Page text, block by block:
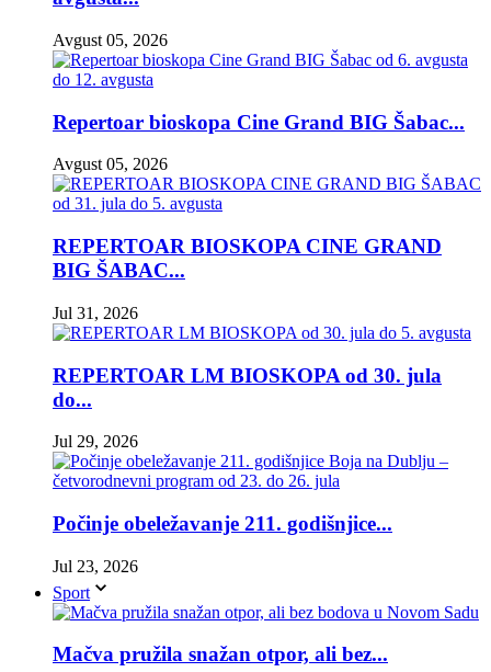
Avgust 05, 2026
Repertoar bioskopa Cine Grand BIG Šabac...
Avgust 05, 2026
REPERTOAR BIOSKOPA CINE GRAND
BIG ŠABAC...
Jul 31, 2026
REPERTOAR LM BIOSKOPA od 30. jula
do...
Jul 29, 2026
Počinje obeležavanje 211. godišnjice...
Jul 23, 2026
Sport
Mačva pružila snažan otpor, ali bez...